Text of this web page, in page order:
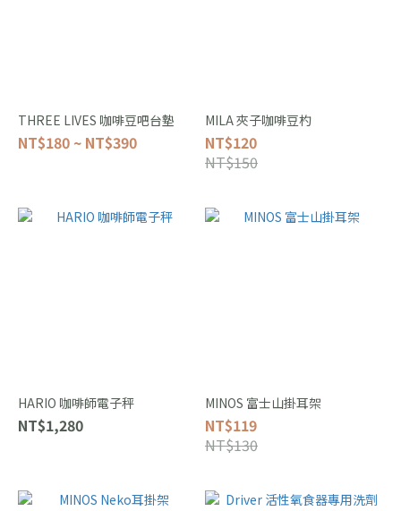
THREE LIVES 咖啡豆吧台墊
NT$180 ~ NT$390
MILA 夾子咖啡豆杓
NT$120
NT$150
HARIO 咖啡師電子秤
NT$1,280
MINOS 富士山掛耳架
NT$119
NT$130